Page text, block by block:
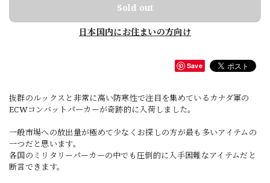
Sold out
日本国内にお住まいの方向け
Save
抜群のルックスと非常に高い防寒性で注目を集めているカナダ軍の
ECWコンバットパーカーが奇跡的に入荷しました。
一般市場への放出量が極めて少なくお探しの方が最も多いアイテムの
一つだと思います。
各国のミリタリーパーカーの中でも圧倒的に入手困難なアイテムだと
断言できます。